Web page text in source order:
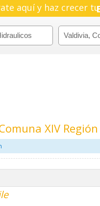
aquí y haz crecer tu
XIV Región